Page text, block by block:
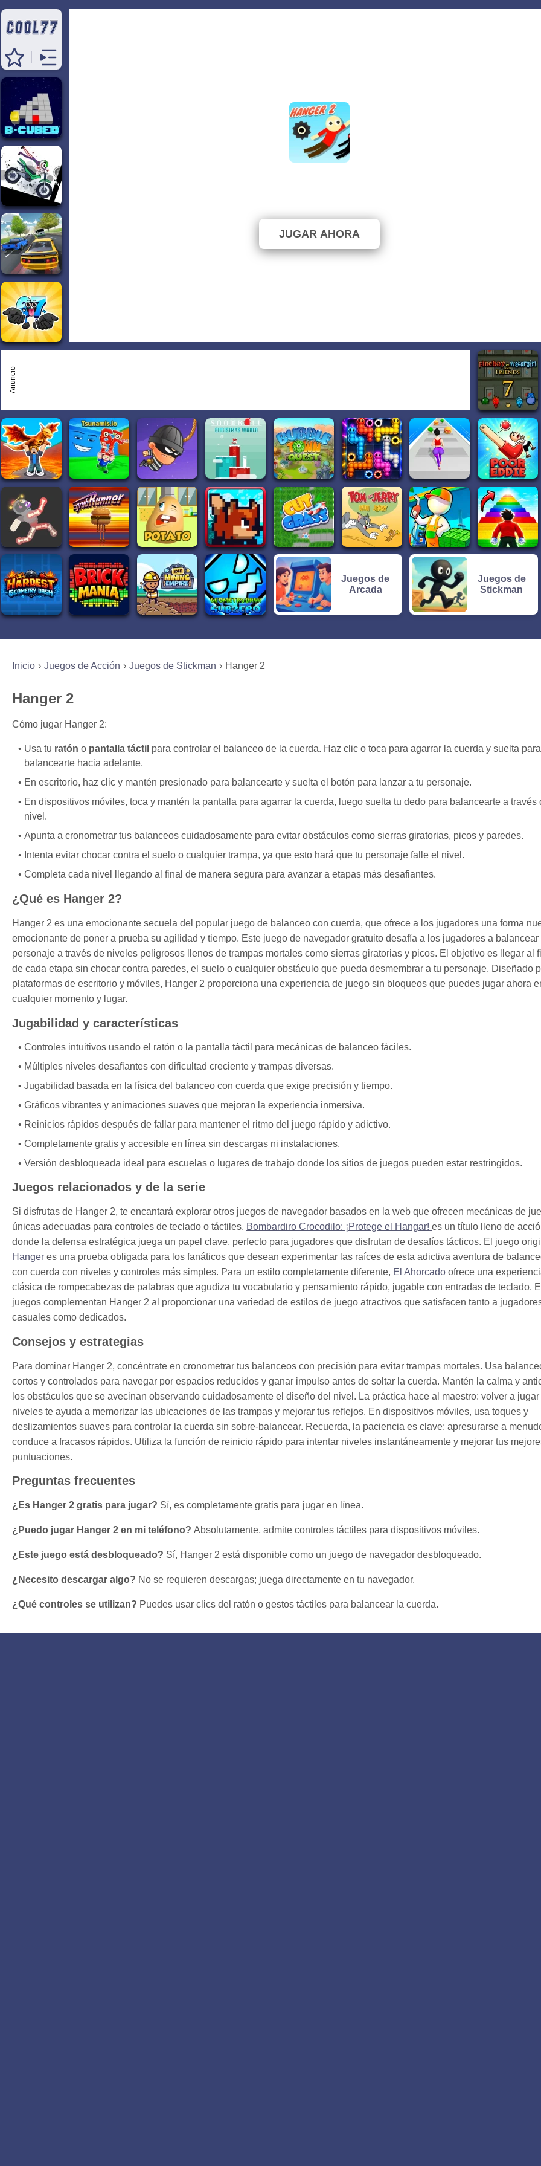
Inicio Juegos de Acción Juegos de Stickman Hanger 2
Hanger 2
Cómo jugar Hanger 2:
Usa tu ratón o pantalla táctil para controlar el balanceo de la cuerda. Haz clic o toca para agarrar la cuerda y suelta para
balancearte hacia adelante.
En escritorio, haz clic y mantén presionado para balancearte y suelta el botón para lanzar a tu personaje.
En dispositivos móviles, toca y mantén la pantalla para agarrar la cuerda, luego suelta tu dedo para balancearte a través
nivel.
Apunta a cronometrar tus balanceos cuidadosamente para evitar obstáculos como sierras giratorias, picos y paredes.
Intenta evitar chocar contra el suelo o cualquier trampa, ya que esto hará que tu personaje falle el nivel.
Completa cada nivel llegando al final de manera segura para avanzar a etapas más desafiantes.
¿Qué es Hanger 2?
Hanger 2 es una emocionante secuela del popular juego de balanceo con cuerda, que ofrece a los jugadores una forma
emocionante de poner a prueba su agilidad y tiempo. Este juego de navegador gratuito desafía a los jugadores a balancear
personaje a través de niveles peligrosos llenos de trampas mortales como sierras giratorias y picos. El objetivo es llegar al
de cada etapa sin chocar contra paredes, el suelo o cualquier obstáculo que pueda desmembrar a tu personaje. Diseñado
plataformas de escritorio y móviles, Hanger 2 proporciona una experiencia de juego sin bloqueos que puedes jugar ahora
cualquier momento y lugar.
Jugabilidad y características
Controles intuitivos usando el ratón o la pantalla táctil para mecánicas de balanceo fáciles.
Múltiples niveles desafiantes con dificultad creciente y trampas diversas.
Jugabilidad basada en la física del balanceo con cuerda que exige precisión y tiempo.
Gráficos vibrantes y animaciones suaves que mejoran la experiencia inmersiva.
Reinicios rápidos después de fallar para mantener el ritmo del juego rápido y adictivo.
Completamente gratis y accesible en línea sin descargas ni instalaciones.
Versión desbloqueada ideal para escuelas o lugares de trabajo donde los sitios de juegos pueden estar restringidos.
Juegos relacionados y de la serie
Si disfrutas de Hanger 2, te encantará explorar otros juegos de navegador basados en la web que ofrecen mecánicas de
únicas adecuadas para controles de teclado o táctiles. Bombardiro Crocodilo: ¡Protege el Hangar! es un título lleno de
donde la defensa estratégica juega un papel clave, perfecto para jugadores que disfrutan de desafíos tácticos. El juego
Hanger es una prueba obligada para los fanáticos que desean experimentar las raíces de esta adictiva aventura de
con cuerda con niveles y controles más simples. Para un estilo completamente diferente, El Ahorcado ofrece una
clásica de rompecabezas de palabras que agudiza tu vocabulario y pensamiento rápido, jugable con entradas de teclado.
juegos complementan Hanger 2 al proporcionar una variedad de estilos de juego atractivos que satisfacen tanto a
casuales como dedicados.
Consejos y estrategias
Para dominar Hanger 2, concéntrate en cronometrar tus balanceos con precisión para evitar trampas mortales. Usa
cortos y controlados para navegar por espacios reducidos y ganar impulso antes de soltar la cuerda. Mantén la calma y
los obstáculos que se avecinan observando cuidadosamente el diseño del nivel. La práctica hace al maestro: volver a jugar
niveles te ayuda a memorizar las ubicaciones de las trampas y mejorar tus reflejos. En dispositivos móviles, usa toques y
deslizamientos suaves para controlar la cuerda sin sobre-balancear. Recuerda, la paciencia es clave; apresurarse a
conduce a fracasos rápidos. Utiliza la función de reinicio rápido para intentar niveles instantáneamente y mejorar tus
puntuaciones.
Preguntas frecuentes
¿Es Hanger 2 gratis para jugar? Sí, es completamente gratis para jugar en línea.
¿Puedo jugar Hanger 2 en mi teléfono? Absolutamente, admite controles táctiles para dispositivos móviles.
¿Este juego está desbloqueado? Sí, Hanger 2 está disponible como un juego de navegador desbloqueado.
¿Necesito descargar algo? No se requieren descargas; juega directamente en tu navegador.
¿Qué controles se utilizan? Puedes usar clics del ratón o gestos táctiles para balancear la cuerda.
JUGAR AHORA
Anuncio
Juegos de
Arcada
Juegos de
Stickman